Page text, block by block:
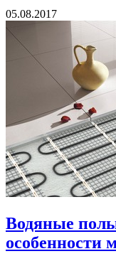
05.08.2017
Водяные
особенности